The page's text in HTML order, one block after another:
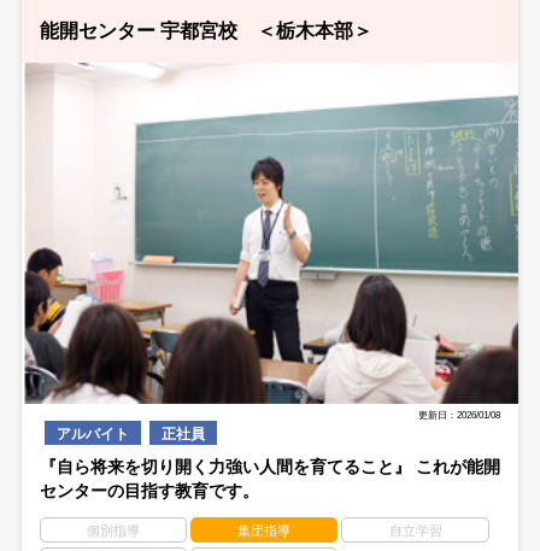
能開センター 宇都宮校 ＜栃木本部＞
更新日：2026/01/08
アルバイト 正社員
『自ら将来を切り開く力強い人間を育てること』 これが能開
センターの目指す教育です。
個別指導 集団指導 自立学習